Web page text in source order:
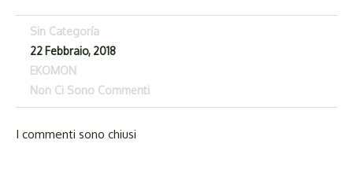
Sin Categoría
22 Febbraio, 2018
EKOMON
Non Ci Sono Commenti
I commenti sono chiusi